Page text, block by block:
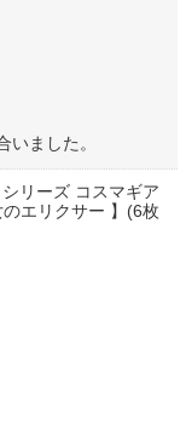
いました。
リーズ コスマギア
のエリクサー 】(6枚